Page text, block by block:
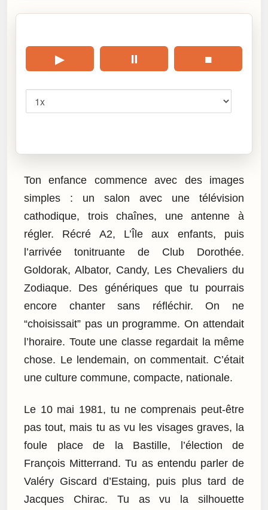
▶ ⏸ ■
Ton enfance commence avec des images
simples : un salon avec une télévision
cathodique, trois chaînes, une antenne à
régler. Récré A2, L’Île aux enfants, puis
l’arrivée tonitruante de Club Dorothée.
Goldorak, Albator, Candy, Les Chevaliers du
Zodiaque. Des génériques que tu pourrais
encore chanter sans réfléchir. On ne
“choisissait” pas un programme. On attendait
l’horaire. Toute une classe regardait la même
chose. Le lendemain, on commentait. C’était
une culture commune, compacte, nationale.
Le 10 mai 1981, tu ne comprenais peut-être
pas tout, mais tu as vu les visages graves, la
foule place de la Bastille, l’élection de
François Mitterrand. Tu as entendu parler de
Valéry Giscard d’Estaing, puis plus tard de
Jacques Chirac. Tu as vu la silhouette